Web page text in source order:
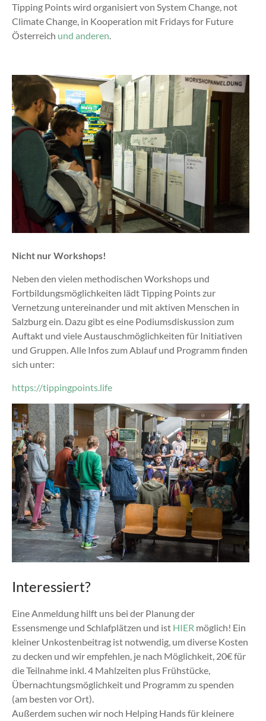
Tipping Points wird organisiert von System Change, not
Climate Change, in Kooperation mit Fridays for Future
Österreich und anderen
Nicht nur Workshops!
Neben den vielen methodischen Workshops und
Fortbildungsmöglichkeiten lädt Tipping Points zur
Vernetzung untereinander und mit aktiven Menschen in
Salzburg ein. Dazu gibt es eine Podiumsdiskussion zum
Auftakt und viele Austauschmöglichkeiten für Initiativen
und Gruppen. Alle Infos zum Ablauf und Programm finden
sich unter:
https://tippingpoints.life
Interessiert?
Eine Anmeldung hilft uns bei der Planung der
Essensmenge und Schlafplätzen und ist HIER möglich! Ein
kleiner Unkostenbeitrag ist notwendig, um diverse Kosten
zu decken und wir empfehlen, je nach Möglichkeit, 20€ für
die Teilnahme inkl. 4 Mahlzeiten plus Frühstücke,
Übernachtungsmöglichkeit und Programm zu spenden
(am besten vor Ort).
Außerdem suchen wir noch Helping Hands für kleinere